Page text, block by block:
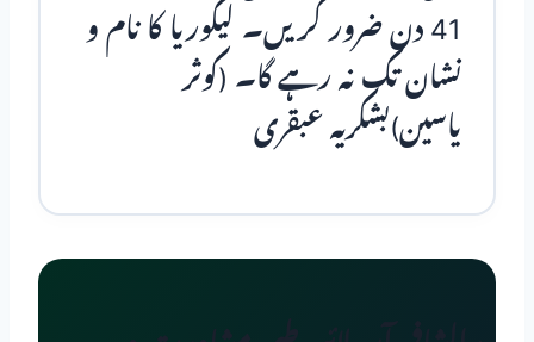
41 دن ضرور کریں۔ لیکوریا کا نام و
نشان تک نہ رہے گا۔ (کوثر
یاسین)بشکریہ عبقری